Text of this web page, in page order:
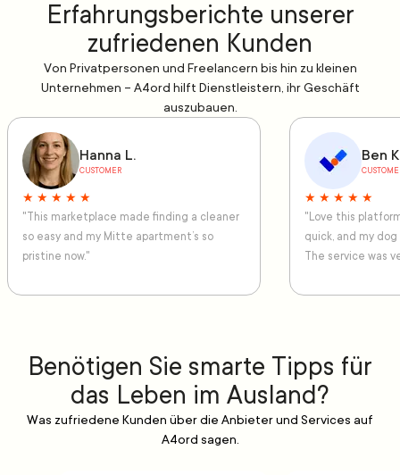
Erfahrungsberichte unserer
zufriedenen Kunden
Von Privatpersonen und Freelancern bis hin zu kleinen
Unternehmen – A4ord hilft Dienstleistern, ihr Geschäft
auszubauen.
Hanna L.
CUSTOMER
★ ★ ★ ★ ★
"This marketplace made finding a cleaner
so easy and my Mitte apartment’s so
pristine now."
Ben
★ ★ ★ ★ ★
"Love this
quick, and my
The service was
Benötigen Sie smarte Tipps für
das Leben im Ausland?
Was zufriedene Kunden über die Anbieter und Services auf
A4ord sagen.